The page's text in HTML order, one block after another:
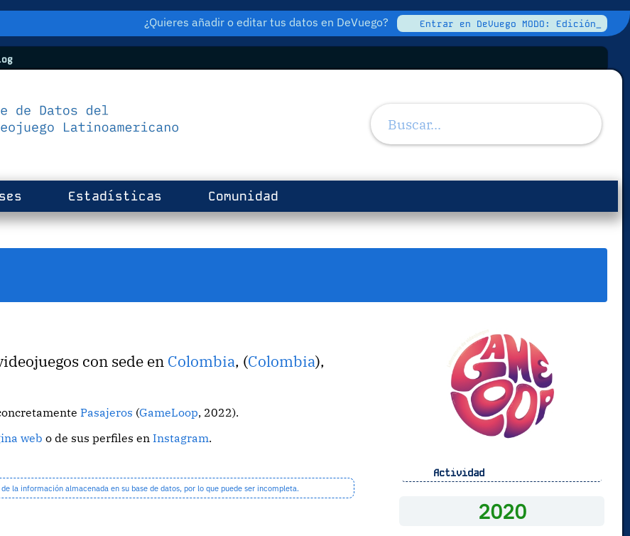
¿Quieres añadir o editar tus datos en DeVuego? Entrar en DeVuego MODO: Edición_
Estadísticas Comunidad
con sede en Colombia, (Colombia),
Pasajeros (GameLoop, 2022).
web o de sus perfiles enInstagram.
la información almacenada en su base de datos, por lo que puede ser incompleta.
Actividad
2020